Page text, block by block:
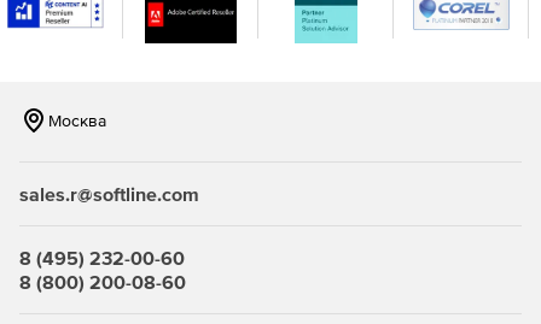
Москва
sales.r@softline.com
8 (495) 232-00-60
8 (800) 200-08-60